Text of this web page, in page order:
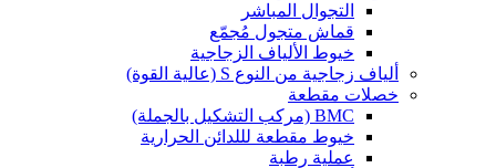
التجوال المباشر
قماش متجول مُجمّع
خيوط الألياف الزجاجية
ألياف زجاجية من النوع S (عالية القوة)
خصلات مقطعة
BMC (مركب التشكيل بالجملة)
خيوط مقطعة لللدائن الحرارية
عملية رطبة